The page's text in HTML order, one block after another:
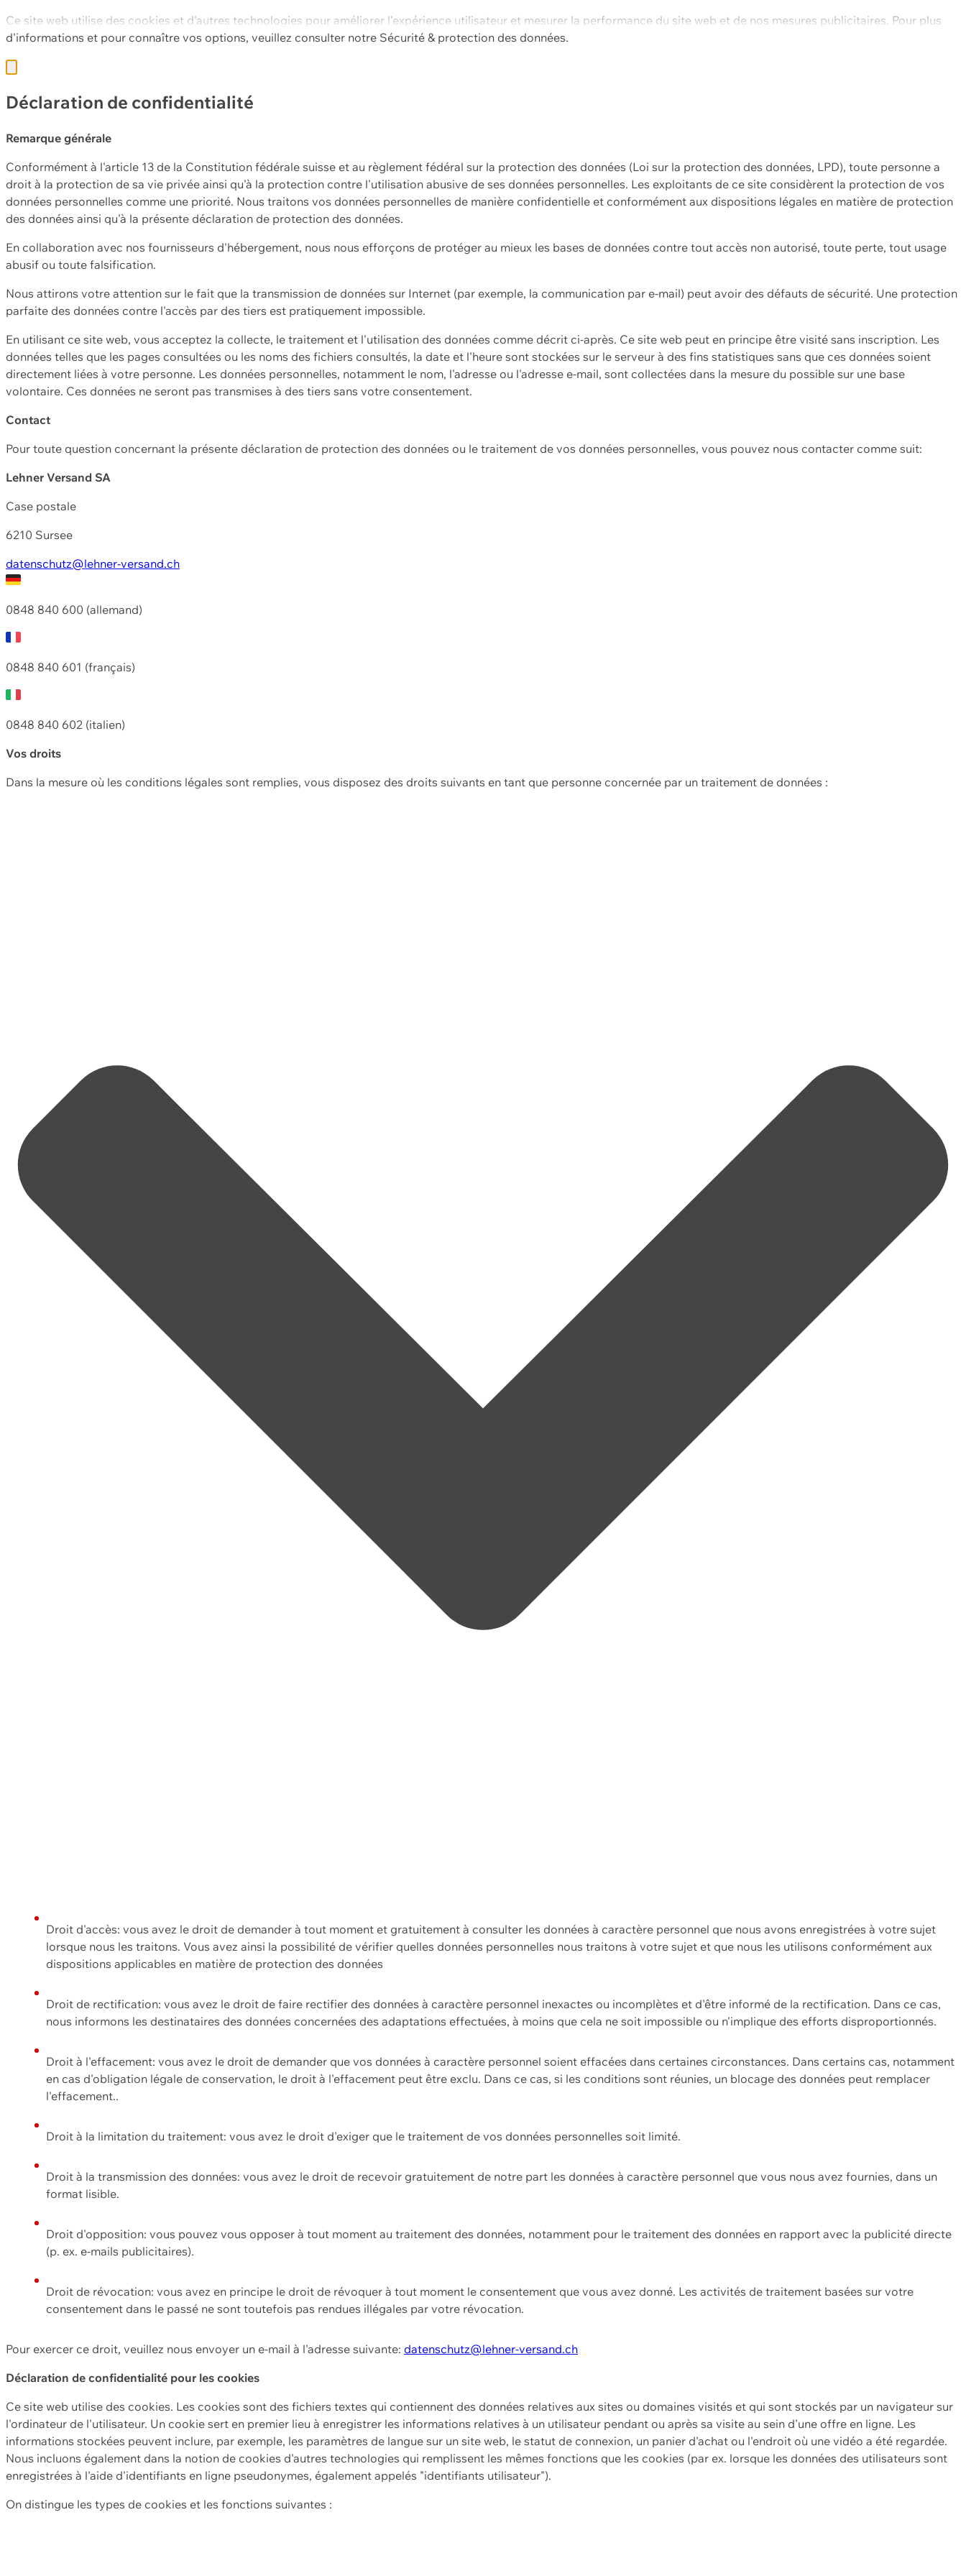
Ce site web utilise des cookies et d'autres technologies pour améliorer l'expérience utilisateur et mesurer la performance du site web et de nos mesures publicitaires. Pour plus
d'informations et pour connaître vos options, veuillez consulter notre Sécurité & protection des données.
Déclaration de confidentialité
Remarque générale
Conformément à l'article 13 de la Constitution fédérale suisse et au règlement fédéral sur la protection des données (Loi sur la protection des données, LPD), toute personne a
droit à la protection de sa vie privée ainsi qu'à la protection contre l'utilisation abusive de ses données personnelles. Les exploitants de ce site considèrent la protection de vos
données personnelles comme une priorité. Nous traitons vos données personnelles de manière confidentielle et conformément aux dispositions légales en matière de protection
des données ainsi qu'à la présente déclaration de protection des données.
En collaboration avec nos fournisseurs d'hébergement, nous nous efforçons de protéger au mieux les bases de données contre tout accès non autorisé, toute perte, tout usage
abusif ou toute falsification.
Nous attirons votre attention sur le fait que la transmission de données sur Internet (par exemple, la communication par e-mail) peut avoir des défauts de sécurité. Une protection
parfaite des données contre l'accès par des tiers est pratiquement impossible.
En utilisant ce site web, vous acceptez la collecte, le traitement et l'utilisation des données comme décrit ci-après. Ce site web peut en principe être visité sans inscription. Les
données telles que les pages consultées ou les noms des fichiers consultés, la date et l'heure sont stockées sur le serveur à des fins statistiques sans que ces données soient
directement liées à votre personne. Les données personnelles, notamment le nom, l'adresse ou l'adresse e-mail, sont collectées dans la mesure du possible sur une base
volontaire. Ces données ne seront pas transmises à des tiers sans votre consentement.
Contact
Pour toute question concernant la présente déclaration de protection des données ou le traitement de vos données personnelles, vous pouvez nous contacter comme suit:
Lehner Versand SA
Case postale
6210 Sursee
datenschutz@lehner-versand.ch
0848 840 600 (allemand)
0848 840 601 (français)
0848 840 602 (italien)
Vos droits
Dans la mesure où les conditions légales sont remplies, vous disposez des droits suivants en tant que personne concernée par un traitement de données :
Droit d'accès: vous avez le droit de demander à tout moment et gratuitement à consulter les données à caractère personnel que nous avons enregistrées à votre sujet
lorsque nous les traitons. Vous avez ainsi la possibilité de vérifier quelles données personnelles nous traitons à votre sujet et que nous les utilisons conformément aux
dispositions applicables en matière de protection des données
Droit de rectification: vous avez le droit de faire rectifier des données à caractère personnel inexactes ou incomplètes et d'être informé de la rectification. Dans ce cas,
nous informons les destinataires des données concernées des adaptations effectuées, à moins que cela ne soit impossible ou n'implique des efforts disproportionnés.
Droit à l'effacement: vous avez le droit de demander que vos données à caractère personnel soient effacées dans certaines circonstances. Dans certains cas, notamment
en cas d'obligation légale de conservation, le droit à l'effacement peut être exclu. Dans ce cas, si les conditions sont réunies, un blocage des données peut remplacer
l'effacement..
Droit à la limitation du traitement: vous avez le droit d'exiger que le traitement de vos données personnelles soit limité.
Droit à la transmission des données: vous avez le droit de recevoir gratuitement de notre part les données à caractère personnel que vous nous avez fournies, dans un
format lisible.
Droit d'opposition: vous pouvez vous opposer à tout moment au traitement des données, notamment pour le traitement des données en rapport avec la publicité directe
(p. ex. e-mails publicitaires).
Droit de révocation: vous avez en principe le droit de révoquer à tout moment le consentement que vous avez donné. Les activités de traitement basées sur votre
consentement dans le passé ne sont toutefois pas rendues illégales par votre révocation.
Pour exercer ce droit, veuillez nous envoyer un e-mail à l'adresse suivante: datenschutz@lehner-versand.ch
Déclaration de confidentialité pour les cookies
Ce site web utilise des cookies. Les cookies sont des fichiers textes qui contiennent des données relatives aux sites ou domaines visités et qui sont stockés par un navigateur sur
l'ordinateur de l'utilisateur. Un cookie sert en premier lieu à enregistrer les informations relatives à un utilisateur pendant ou après sa visite au sein d'une offre en ligne. Les
informations stockées peuvent inclure, par exemple, les paramètres de langue sur un site web, le statut de connexion, un panier d'achat ou l'endroit où une vidéo a été regardée.
Nous incluons également dans la notion de cookies d'autres technologies qui remplissent les mêmes fonctions que les cookies (par ex. lorsque les données des utilisateurs sont
enregistrées à l'aide d'identifiants en ligne pseudonymes, également appelés "identifiants utilisateur").
On distingue les types de cookies et les fonctions suivantes :